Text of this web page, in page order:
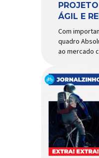
ÁGIL E
Com
quadro
ao mercado
uso urbano e
Um dos
sucesso do
bicicletas
nova versão:
Absolute
do quadro
marca
popular para